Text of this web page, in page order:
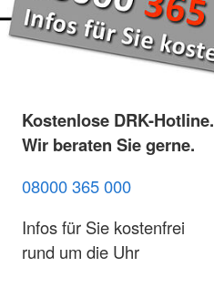
Kostenlose DRK-Hotline.
Wir beraten Sie gerne.
08000 365 000
Infos für Sie kostenfrei
rund um die Uhr